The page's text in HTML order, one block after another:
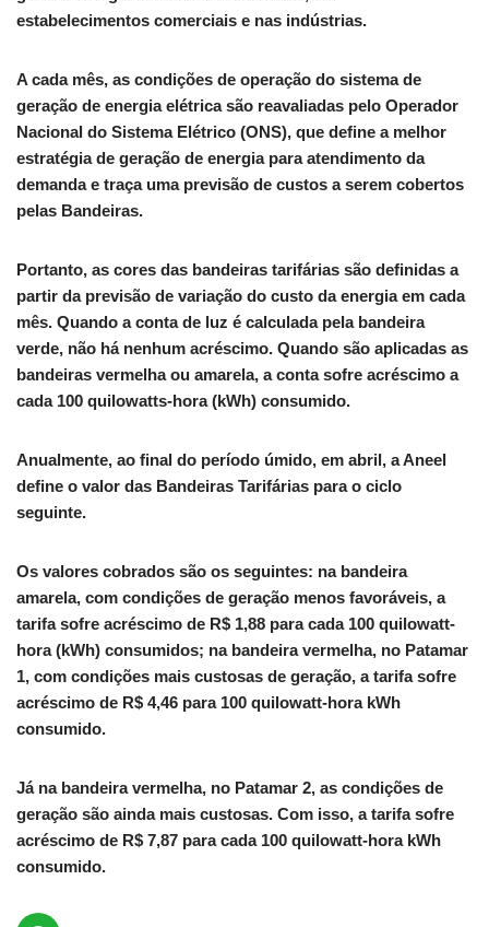
estabelecimentos comerciais e nas indústrias.
A cada mês, as condições de operação do sistema de
geração de energia elétrica são reavaliadas pelo Operador
Nacional do Sistema Elétrico (ONS), que define a melhor
estratégia de geração de energia para atendimento da
demanda e traça uma previsão de custos a serem cobertos
pelas Bandeiras.
Portanto, as cores das bandeiras tarifárias são definidas a
partir da previsão de variação do custo da energia em cada
mês. Quando a conta de luz é calculada pela bandeira
verde, não há nenhum acréscimo. Quando são aplicadas as
bandeiras vermelha ou amarela, a conta sofre acréscimo a
cada 100 quilowatts-hora (kWh) consumido.
Anualmente, ao final do período úmido, em abril, a Aneel
define o valor das Bandeiras Tarifárias para o ciclo
seguinte.
Os valores cobrados são os seguintes: na bandeira
amarela, com condições de geração menos favoráveis, a
tarifa sofre acréscimo de R$ 1,88 para cada 100 quilowatt-
hora (kWh) consumidos; na bandeira vermelha, no Patamar
1, com condições mais custosas de geração, a tarifa sofre
acréscimo de R$ 4,46 para 100 quilowatt-hora kWh
consumido.
Já na bandeira vermelha, no Patamar 2, as condições de
geração são ainda mais custosas. Com isso, a tarifa sofre
acréscimo de R$ 7,87 para cada 100 quilowatt-hora kWh
consumido.